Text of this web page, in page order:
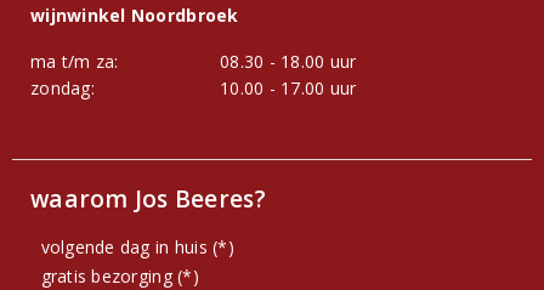
wijnwinkel Noordbroek
ma t/m za:
08.30 - 18.00 uur
zondag:
10.00 - 17.00 uur
waarom Jos Beeres?
volgende dag in huis (*)
gratis bezorging (*)